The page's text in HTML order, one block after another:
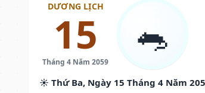
DƯƠNG LỊCH
15
Tháng 4 Năm 2059
🐀
☀️ Thứ Ba, Ngày 15 Tháng 4 Năm